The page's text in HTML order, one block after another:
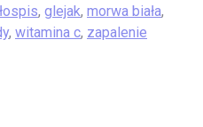
, glejak, morwa biała,
, witamina c, zapalenie